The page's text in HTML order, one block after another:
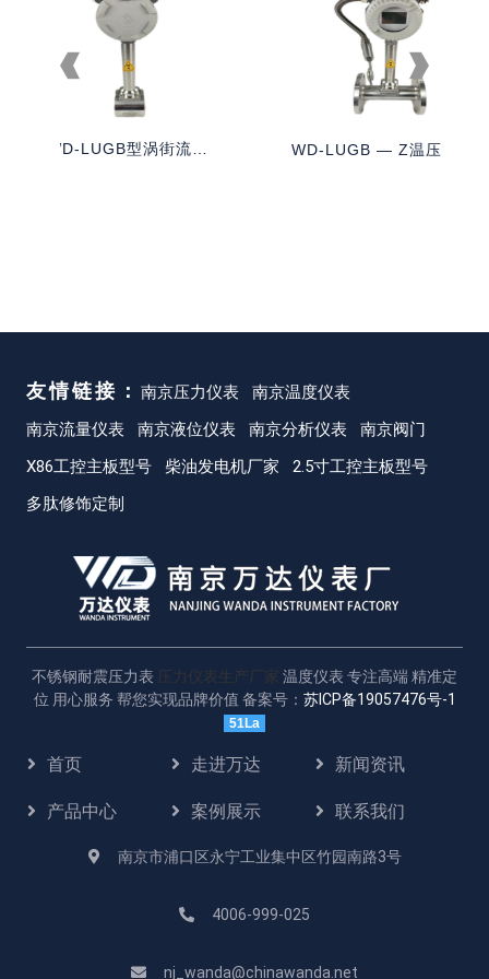
WD-LUGB型涡街流量
WD-LUGB — Z温压一体
友情链接： 南京压力仪表
南京温度仪表
南京流量仪表
南京液位仪表 南京分析仪表
南京阀门
X86工控主板型号
柴油发电机厂家
2.5寸工控主板型号
多肽修饰定制
不锈钢耐震压力表 压力仪表生产厂家 温度仪表 专注高端 精准定
位 用心服务 帮您实现品牌价值 备案号： 苏ICP备19057476号-1
51La
首页 走进万达 新闻资讯
产品中心 案例展示 联系我们
南京市浦口区永宁工业集中区竹园南路3号
4006-999-025
nj_wanda@chinawanda.net